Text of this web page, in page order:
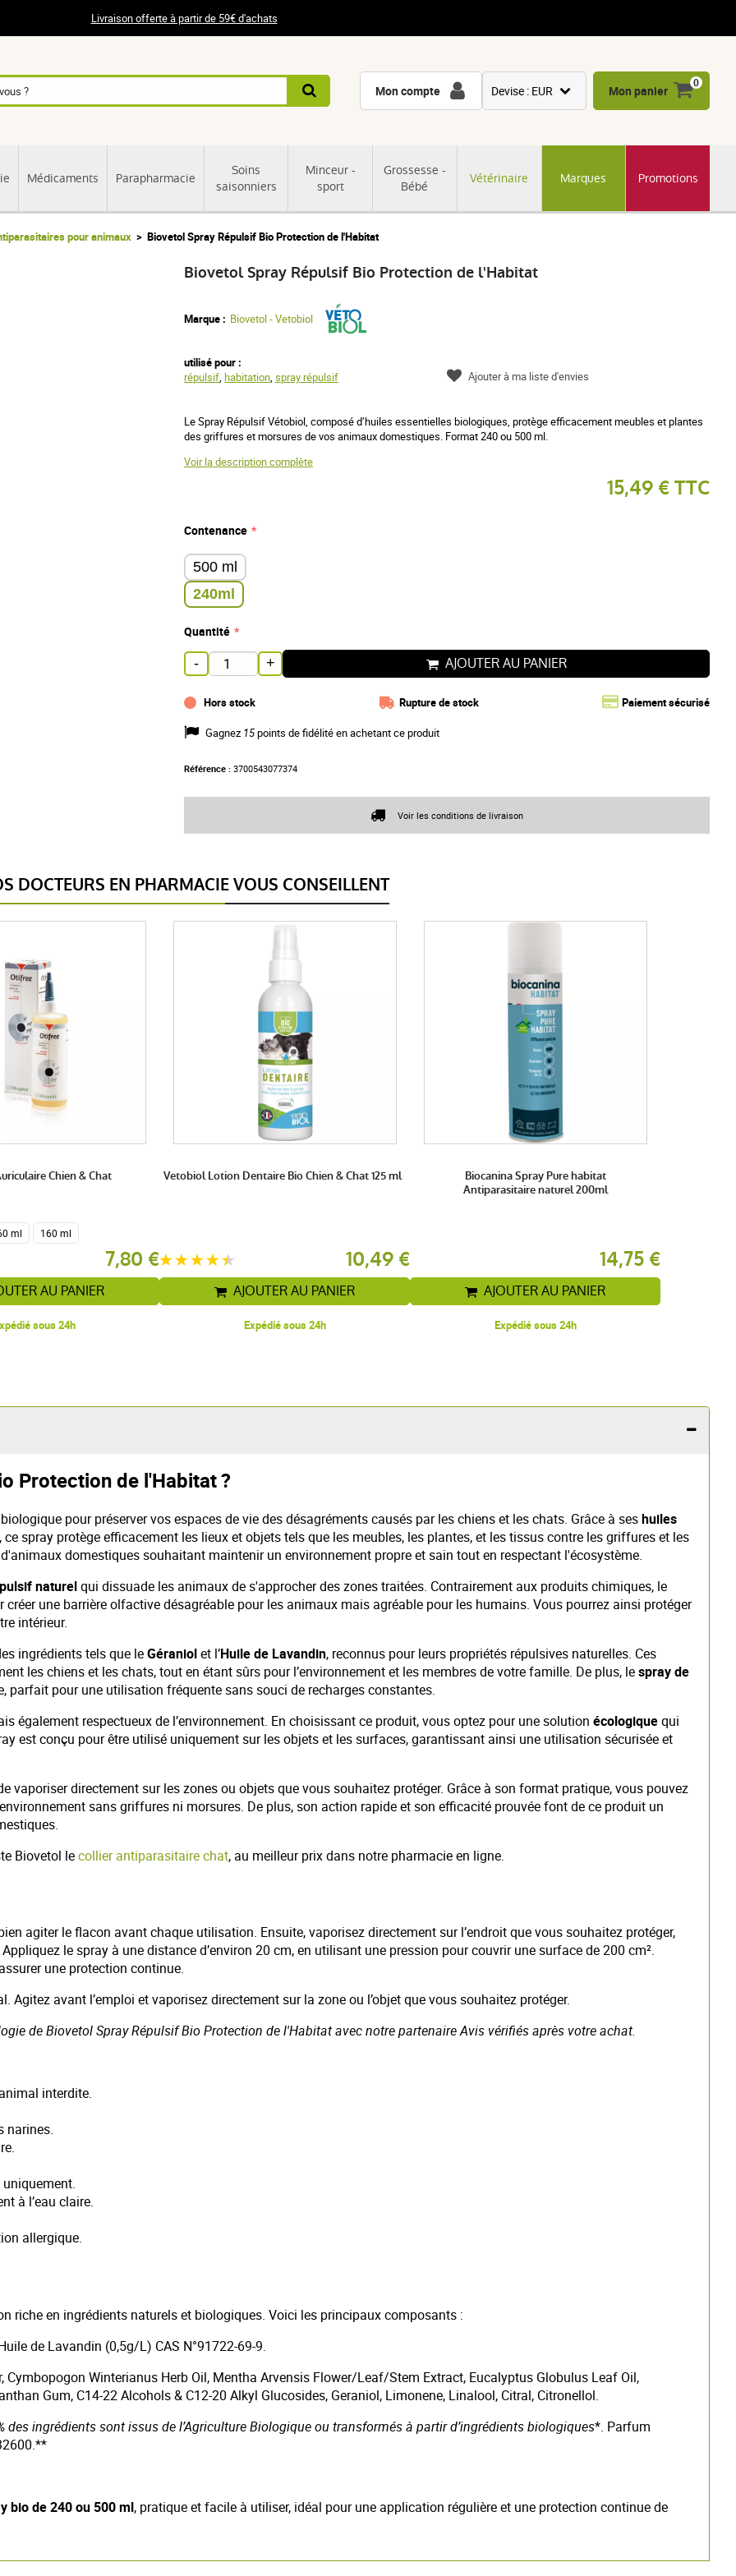
Livraison offerte à partir de 59€ d'achats
Médicaments Parapharmacie
Soins
saisonniers
Minceur -
sport
Grossesse -
Bébé
Vétérinaire Marques Promotions
Mon compte Devise : EUR
CNY
Mon panier
0
pour animaux Biovetol Spray Répulsif Bio Protection de l'Habitat
Biovetol Spray Répulsif Bio Protection de l'Habitat
Marque : Biovetol - Vetobiol
utilisé pour :
répulsif, habitation, spray répulsif
Le Spray Répulsif Vétobiol, composé d’huiles essentielles biologiques, protège efficacement meubles et plantes
des griffures et morsures de vos animaux domestiques. Format 240 ou 500 ml.
Voir la description complète
15,49 € TTC
Contenance
500 ml
240ml
Quantité
- + AJOUTER AU PANIER
Hors stock Rupture de stock Paiement sécurisé
Référence : 3700543077374
Gagnez 15points de fidélité en achetant ce produit
Ajouter à ma liste d'envies
Voir les conditions de livraison
DOCTEURS EN PHARMACIE VOUS CONSEILLENT
Chien & Chat
ml 160 ml
7,80 €
AU PANIER
sous 24h
Vetobiol Lotion Dentaire Bio Chien & Chat 125 ml
10,49 €
AJOUTER AU PANIER
Expédié sous 24h
Biocanina Spray Pure habitat
Antiparasitaire naturel 200ml
14,75 €
AJOUTER AU PANIER
Expédié sous 24h
Protection de l'Habitat ?
pour préserver vos espaces de vie des désagréments causés par les chiens et les chats. Grâce à seshuiles
spray protège efficacement les lieux et objets tels que les meubles, les plantes, et les tissus contre les griffures et les
domestiques souhaitant maintenir un environnement propre et sain tout en respectant l'écosystème.
naturelqui dissuade les animaux de s'approcher des zones traitées. Contrairement aux produits chimiques, le
créer une barrière olfactive désagréable pour les animaux mais agréable pour les humains. Vous pourrez ainsi protéger
intérieur.
ingrédients tels que leGéraniolet l’Huile de Lavandin, reconnus pour leurs propriétés répulsives naturelles. Ces
les chiens et les chats, tout en étant sûrs pour l’environnement et les membres de votre famille. De plus, lespray de
parfait pour une utilisation fréquente sans souci de recharges constantes.
également respectueux de l’environnement. En choisissant ce produit, vous optez pour une solution écologiquequi
est conçu pour être utilisé uniquement sur les objets et les surfaces, garantissant ainsi une utilisation sécurisée et
vaporiser directement sur les zones ou objets que vous souhaitez protéger. Grâce à son format pratique, vous pouvez
sans griffures ni morsures. De plus, son action rapide et son efficacité prouvée font de ce produit un
Biovetol lecollier antiparasitaire chat, au meilleur prix dans notre pharmacie en ligne.
agiter le flacon avant chaque utilisation. Ensuite, vaporisez directement sur l’endroit que vous souhaitez protéger,
le spray à une distance d’environ 20 cm, en utilisant une pression pour couvrir une surface de 200 cm².
une protection continue.
Agitez avant l’emploi et vaporisez directement sur la zone ou l’objet que vous souhaitez protéger.
de Biovetol Spray Répulsif Bio Protection de l'Habitat avec notre partenaire Avis vérifiés après votre achat.
interdite.
narines.
uniquement.
à l’eau claire.
allergique.
riche en ingrédients naturels et biologiques. Voici les principaux composants :
de Lavandin (0,5g/L) CAS N°91722-69-9.
Winterianus Herb Oil, Mentha Arvensis Flower/Leaf/Stem Extract, Eucalyptus Globulus Leaf Oil,
Gum, C14-22 Alcohols & C12-20 Alkyl Glucosides, Geraniol, Limonene, Linalool, Citral, Citronellol.
des ingrédients sont issus de l’Agriculture Biologique ou transformés à partir d’ingrédients biologiques*. Parfum
bio de 240 ou 500 ml, pratique et facile à utiliser, idéal pour une application régulière et une protection continue de